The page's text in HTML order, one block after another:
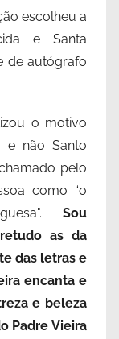
escolheu a
e Santa
de autógrafo
o motivo
e não Santo
pelo
como “o
Sou
as da
das letras e
encanta e
e beleza
Padre Vieira